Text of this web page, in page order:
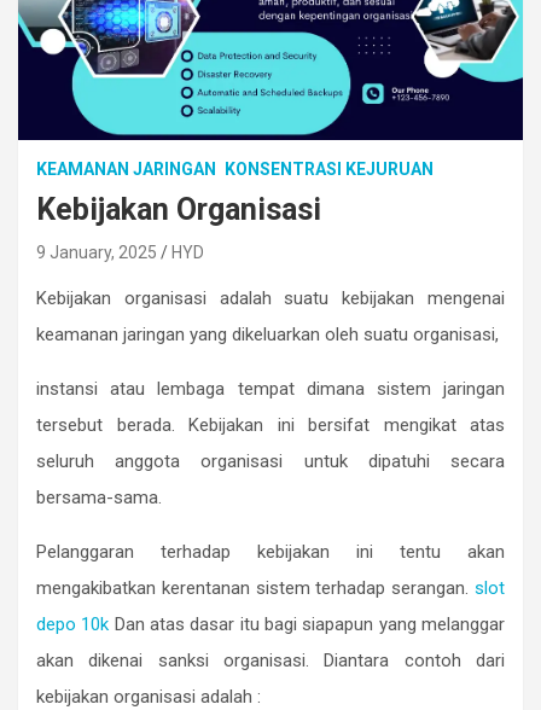
KEAMANAN JARINGAN KONSENTRASI KEJURUAN
Kebijakan Organisasi
9 January, 2025 HYD
Kebijakan organisasi adalah suatu kebijakan mengenai
keamanan jaringan yang dikeluarkan oleh suatu organisasi,
instansi atau lembaga tempat dimana sistem jaringan
tersebut berada. Kebijakan ini bersifat mengikat atas
seluruh anggota organisasi untuk dipatuhi secara
bersama-sama.
Pelanggaran terhadap kebijakan ini tentu akan
mengakibatkan kerentanan sistem terhadap serangan. slot
depo 10k Dan atas dasar itu bagi siapapun yang melanggar
akan dikenai sanksi organisasi. Diantara contoh dari
kebijakan organisasi adalah :